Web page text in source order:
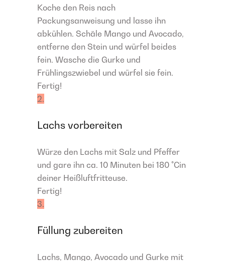
Koche den Reis nach
Packungsanweisung und lasse ihn
abkühlen. Schäle Mango und Avocado,
entferne den Stein und würfel beides
fein. Wasche die Gurke und
Frühlingszwiebel und würfel sie fein.
Fertig!
2.
Lachs vorbereiten
Würze den Lachs mit Salz und Pfeffer
und gare ihn ca. 10 Minuten bei 180 °Cin
deiner Heißluftfritteuse.
Fertig!
3.
Füllung zubereiten
Lachs, Mango, Avocado und Gurke mit